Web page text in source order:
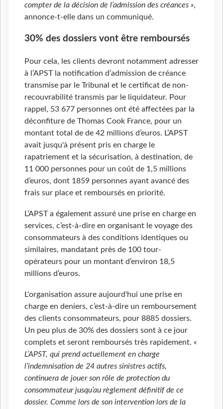
compter de la décision de l’admission des créances »,
annonce-t-elle dans un communiqué.
30% des dossiers vont être remboursés
Pour cela, les clients devront notamment adresser
à l’APST la notification d’admission de créance
transmise par le Tribunal et le certificat de non-
recouvrabilité transmis par le liquidateur. Pour
rappel, 53 677 personnes ont été affectées par la
déconfiture de Thomas Cook France, pour un
montant total de de 42 millions d’euros. L’APST
avait jusqu'à présent pris en charge le
rapatriement et la sécurisation, à destination, de
11 000 personnes pour un coût de 1,5 millions
d’euros, dont 1859 personnes ayant avancé des
frais sur place et remboursés en priorité.
L’APST a également assuré une prise en charge en
services, c’est-à-dire en organisant le voyage des
consommateurs à des conditions identiques ou
similaires, mandatant près de 100 tour-
opérateurs pour un montant d’environ 18,5
millions d’euros.
L'organisation assure aujourd'hui une prise en
charge en deniers, c’est-à-dire un remboursement
des clients consommateurs, pour 8885 dossiers.
Un peu plus de 30% des dossiers sont à ce jour
complets et seront remboursés très rapidement. «
L’APST, qui prend actuellement en charge
l’indemnisation de 24 autres sinistres actifs,
continuera de jouer son rôle de protection du
consommateur jusqu’au règlement définitif de ce
dossier. Comme lors de son intervention lors de la